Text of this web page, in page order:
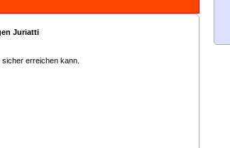
Juriatti
erreichen kann.